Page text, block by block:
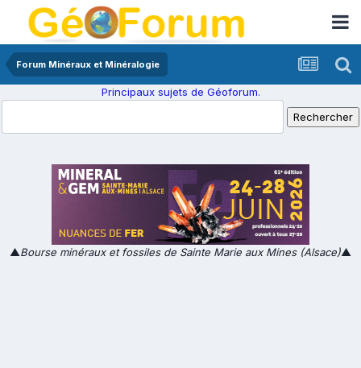
Forum Minéraux et Minéralogie
Principaux sujets de Géoforum.
▲Bourse minéraux et fossiles de Sainte Marie aux Mines (Alsace)▲